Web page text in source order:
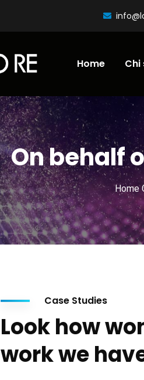
Home Chi
On behalf
Home
Case Studies
Look how
work we